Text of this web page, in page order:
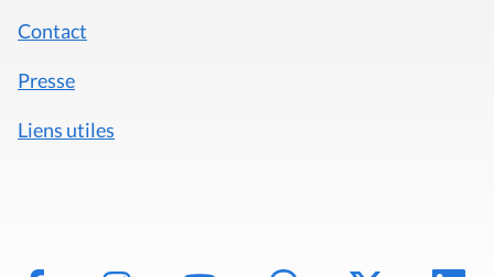
Contact
Presse
Liens utiles